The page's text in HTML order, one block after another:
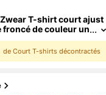
T-shirt court ajust
froncé de couleur un
les vacances et les t
de Court T-shirts décontractés